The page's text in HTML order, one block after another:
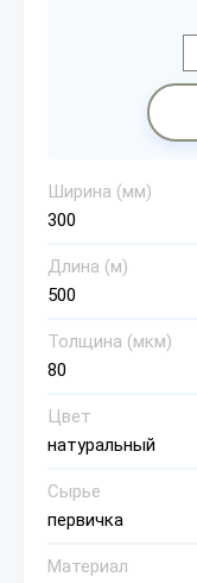
Ширина (мм)
300
Длина (м)
500
Толщина (мкм)
80
Цвет
натуральный
Сырье
первичка
Материал